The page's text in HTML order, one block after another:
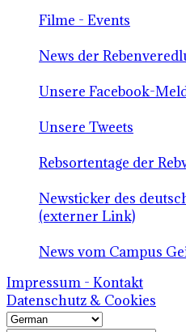
Filme - Events
News der
Unsere Facebook-
Unsere Tweets
Rebsortentage der
Newsticker des
(externer Link)
News vom Campus
Impressum - Kontakt
Datenschutz & Cookies